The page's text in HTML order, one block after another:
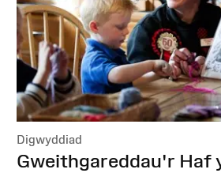
Digwyddiad
:Gweithgareddau'r Haf